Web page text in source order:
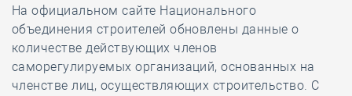
На официальном сайте Национального
объединения строителей обновлены данные о
количестве действующих членов
саморегулируемых организаций, основанных на
членстве лиц, осуществляющих строительство. С